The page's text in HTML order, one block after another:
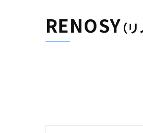
RENOSY（